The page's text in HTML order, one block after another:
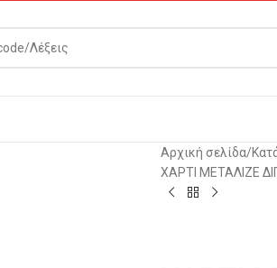
Αρχική σελίδα
ΧΑΡΤΙ ΜΕΤΑΛΙΖΕ